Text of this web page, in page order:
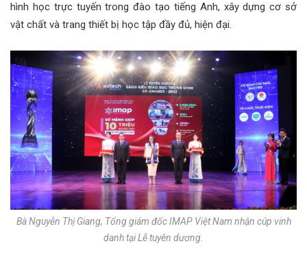
hình học trực tuyến trong đào tạo tiếng Anh, xây dựng cơ sở
vật chất và trang thiết bị học tập đầy đủ, hiện đại.
Bà Nguyễn Thị Giang, Tổng giám đốc IMAP Việt Nam nhận cúp vinh
danh tại Lễ tuyên dương.